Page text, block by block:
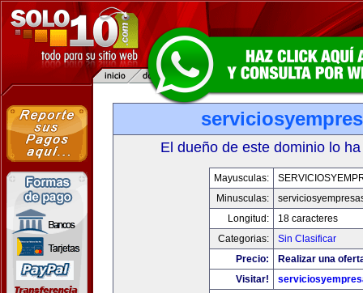
El dueño de este dominio lo
Mayusculas:
Minusculas:
Longitud:
18 caracteres
Categorias:
Sin Clasificar
Precio:
Realizar una
Visitar!